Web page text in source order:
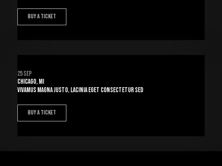
BUY A TICKET
25 Sep
Chicago, MI
Vivamus magna justo, lacinia eget consectetur sed
BUY A TICKET